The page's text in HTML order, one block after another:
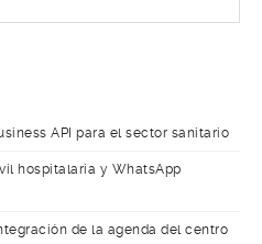
API para el sector sanitario
hospitalaria y WhatsApp
de la agenda del centro